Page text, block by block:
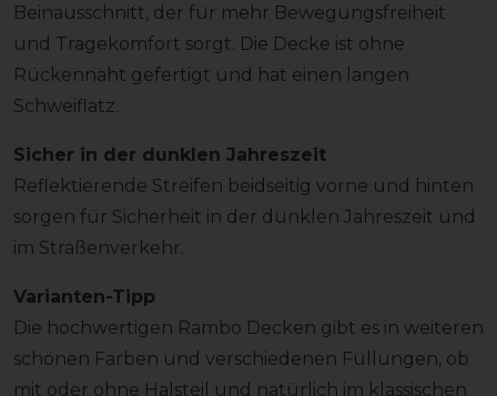
Beinausschnitt, der für mehr Bewegungsfreiheit
und Tragekomfort sorgt. Die Decke ist ohne
Rückennaht gefertigt und hat einen langen
Schweiflatz.
Sicher in der dunklen Jahreszeit
Reflektierende Streifen beidseitig vorne und hinten
sorgen für Sicherheit in der dunklen Jahreszeit und
im Straßenverkehr.
Varianten-Tipp
Die hochwertigen Rambo Decken gibt es in weiteren
schönen Farben und verschiedenen Füllungen, ob
mit oder ohne Halsteil und natürlich im klassischen